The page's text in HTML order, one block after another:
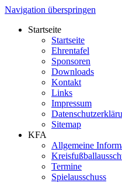
Navigation überspringen
Startseite
Startseite
Ehrentafel
Sponsoren
Downloads
Kontakt
Links
Impressum
Sitemap
KFA
Allgemeine
Termine
Spielausschuss